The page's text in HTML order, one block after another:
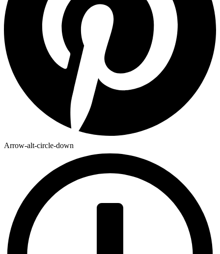
Arrow-alt-circle-down